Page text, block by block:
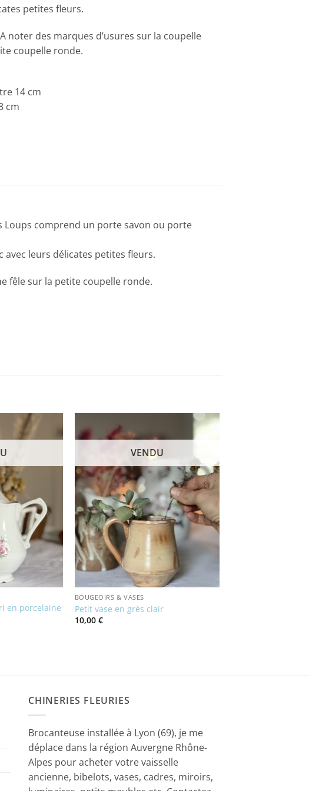
petites fleurs.
noter des marques d’usures sur la coupelle
coupelle ronde.
14 cm
cm
Loups comprend un porte savon ou porte
leurs délicates petites fleurs.
fêle sur la petite coupelle ronde.
en porcelaine
VENDU
BOUGEOIRS & VASES
Petit vase en grès clair
10,00 €
CHINERIES FLEURIES
Brocanteuse installée à Lyon (69), je me
déplace dans la région Auvergne Rhône-
Alpes pour acheter votre vaisselle
ancienne, bibelots, vases, cadres, miroirs,